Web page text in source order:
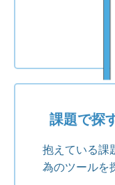
課題で探
抱えている課
為のツールを